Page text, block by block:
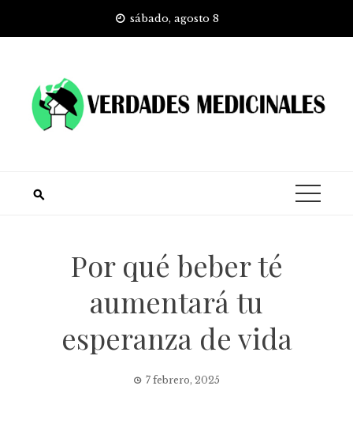
sábado, agosto 8
Por qué beber té
aumentará tu
esperanza de vida
7 febrero, 2025